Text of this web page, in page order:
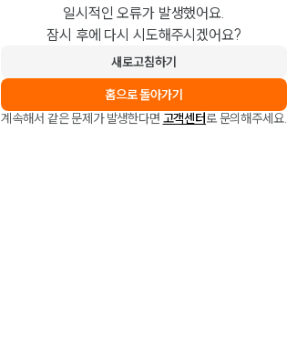
일시적인 오류가 발생했어요.
잠시 후에 다시 시도해주시겠어요?
새로고침하기
홈으로 돌아가기
계속해서 같은 문제가 발생한다면 고객센터로 문의해주세요.